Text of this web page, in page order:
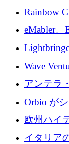
人マッチ
Rainbow
アリング
eMabler
ユーロを
拡大する
Wave
者補助金
アンテラ
アグリテ
するファ
に到達
Orbio が
AI 労働力
欧州ハイ
取引と5
イタリア